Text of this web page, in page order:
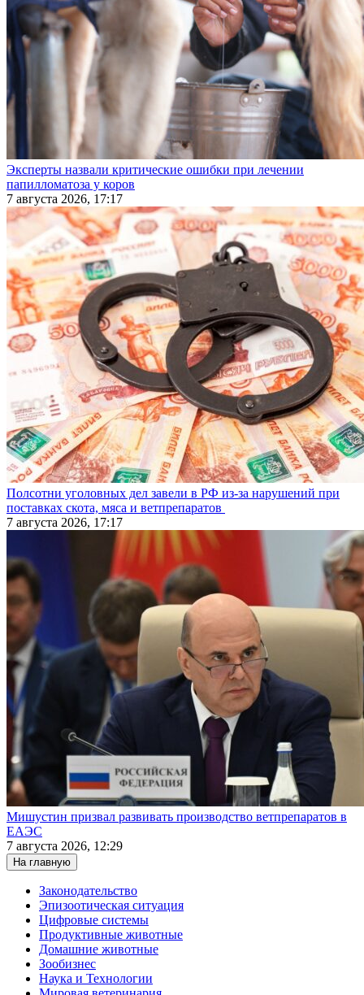
Эксперты назвали критические ошибки при лечении
папилломатоза у коров
7 августа 2026, 17:17
Полсотни уголовных дел завели в РФ из-за нарушений при
поставках скота, мяса и ветпрепаратов
7 августа 2026, 17:17
Мишустин призвал развивать производство ветпрепаратов в
ЕАЭС
7 августа 2026, 12:29
На главную
Законодательство
Эпизоотическая ситуация
Цифровые системы
Продуктивные животные
Домашние животные
Зообизнес
Наука и Технологии